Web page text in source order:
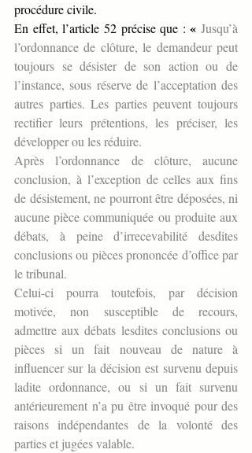
procédure civile.
En effet, l’article 52 précise que : « Jusqu’à
l’ordonnance de clôture, le demandeur peut
toujours se désister de son action ou de
l’instance, sous réserve de l’acceptation des
autres parties. Les parties peuvent toujours
rectifier leurs prétentions, les préciser, les
développer ou les réduire.
Après l’ordonnance de clôture, aucune
conclusion, à l’exception de celles aux fins
de désistement, ne pourront être déposées, ni
aucune pièce communiquée ou produite aux
débats, à peine d’irrecevabilité desdites
conclusions ou pièces prononcée d’office par
le tribunal.
Celui-ci pourra toutefois, par décision
motivée, non susceptible de recours,
admettre aux débats lesdites conclusions ou
pièces si un fait nouveau de nature à
influencer sur la décision est survenu depuis
ladite ordonnance, ou si un fait survenu
antérieurement n’a pu être invoqué pour des
raisons indépendantes de la volonté des
parties et jugées valable.